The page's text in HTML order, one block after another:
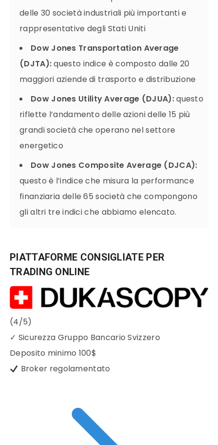
delle 30 società industriali più importanti e
rappresentative degli Stati Uniti
Dow Jones Transportation Average
(DJTA):questo indice è composto dalle 20
maggiori aziende di trasporto e distribuzione
Dow Jones Utility Average (DJUA):questo
riflette l’andamento delle azioni delle 15 più
grandi società che operano nel settore
energetico
Dow Jones Composite Average (DJCA):
questo è l’indice che misura la performance
finanziaria delle 65 società che compongono
gli altri tre indici che abbiamo elencato.
PIATTAFORME CONSIGLIATE PER
TRADING ONLINE
(4/5)
✓ Sicurezza Gruppo Bancario Svizzero
Deposito minimo 100$
Broker regolamentato